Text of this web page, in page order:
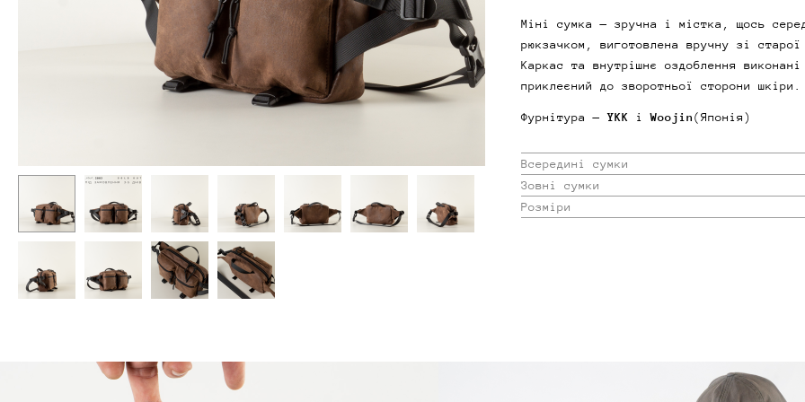
Міні сумка — зручна і містка, щось
рюкзачком, виготовлена вручну зі
Каркас та внутрішнє оздоблення
приклеєний до зворотньої сторони
Фурнітура —YKK іWoojin (Японія)
Всередині сумки
Зовні сумки
Розміри